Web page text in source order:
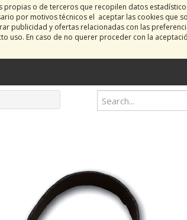
o de terceros que recopilen datos
por motivos técnicos el aceptar las cookies que
publicidad y ofertas relacionadas con las
uso. En caso de no querer proceder con la